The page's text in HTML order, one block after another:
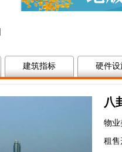
建筑指标 硬件设
八
物业
租售